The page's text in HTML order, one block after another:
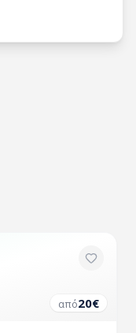
από20€